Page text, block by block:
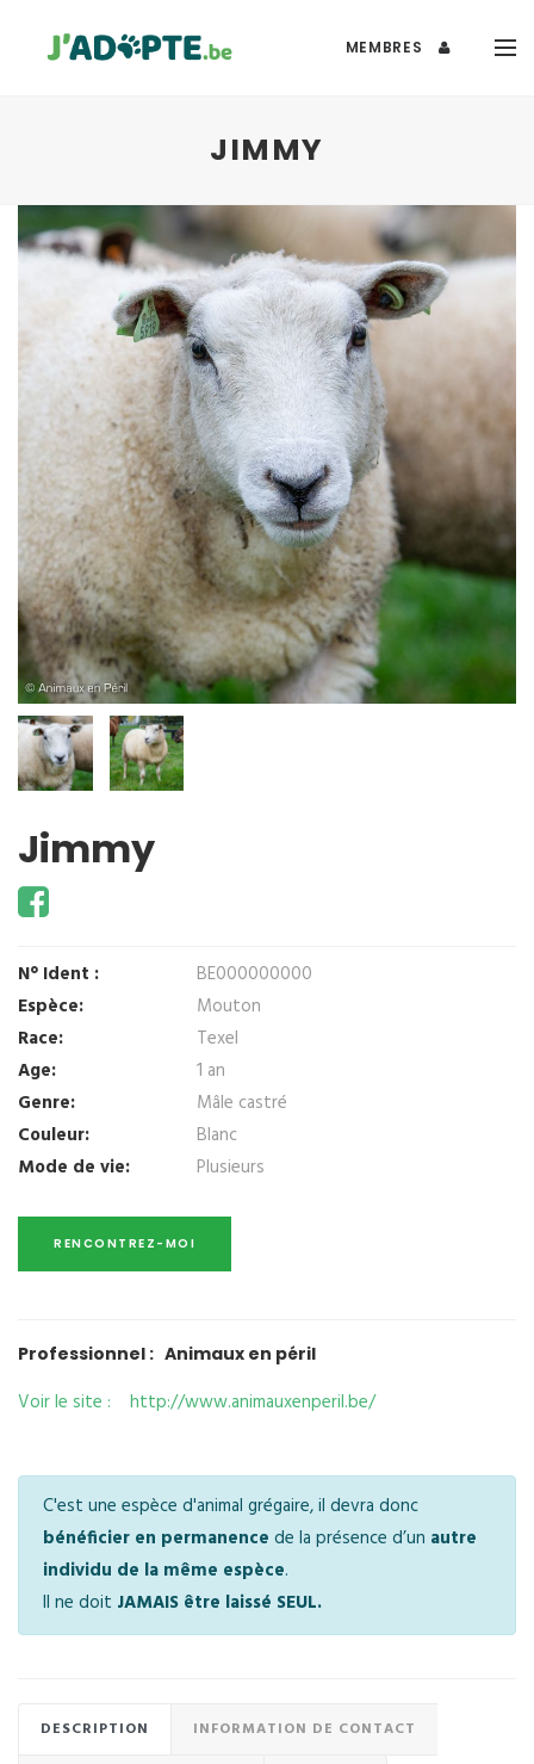
MEMBRES
JIMMY
Jimmy
N° Ident :
BE000000000
Espèce:
Mouton
Race:
Texel
Age:
1 an
Genre:
Mâle castré
Couleur:
Blanc
Mode de vie:
Plusieurs
Professionnel : Animaux en péril
Voir le site : http://www.animauxenperil.be/
C'est une espèce d'animal grégaire, il devra donc
bénéficier en permanence de la présence d’un autre
individu de la même espèce.
Il ne doit JAMAIS être laissé SEUL.
DESCRIPTION INFORMATION DE CONTACT